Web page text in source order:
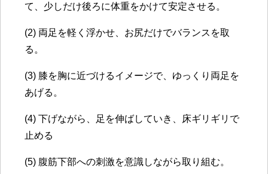
て、少しだけ後ろに体重をかけて安定させる。
(2) 両足を軽く浮かせ、お尻だけでバランスを取
る。
(3) 膝を胸に近づけるイメージで、ゆっくり両足を
あげる。
(4) 下げながら、足を伸ばしていき、床ギリギリで
止める
(5) 腹筋下部への刺激を意識しながら取り組む。